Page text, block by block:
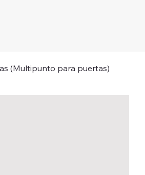
(Multipunto para puertas)